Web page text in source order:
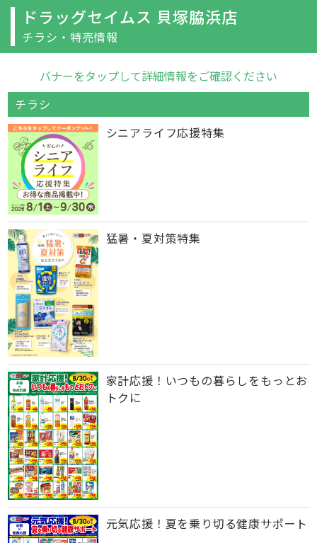
ドラッグセイムス 貝塚脇浜店
チラシ・特売情報
バナーをタップして詳細情報をご確認ください
チラシ
シニアライフ応援特集
猛暑・夏対策特集
家計応援！いつもの暮らしをもっとお
トクに
元気応援！夏を乗り切る健康サポート